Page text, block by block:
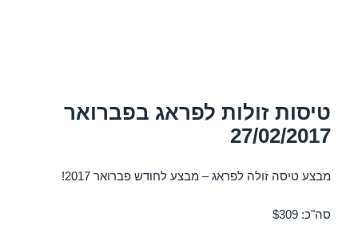
טיסות זולות לפראג בפברואר
27/02/2017
מבצע טיסה זולה לפראג – מבצע לחודש פברואר 2017!
סה"כ: $309